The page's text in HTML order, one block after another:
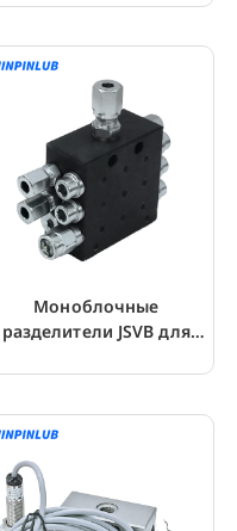
лубрикатор
Моноблочные
разделители JSVB для
смазки